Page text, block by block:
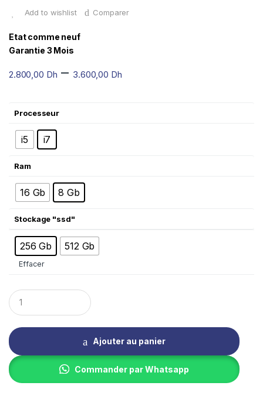
Add to wishlist Comparer
Etat comme neuf
Garantie 3 Mois
2.800,00 Dh – 3.600,00 Dh
Processeur
i5 i7
Ram
16 Gb 8 Gb
Stockage "ssd"
256 Gb 512 Gb
Effacer
Q
u
a
t
i
y
Ajouter au panier
Commander par Whatsapp